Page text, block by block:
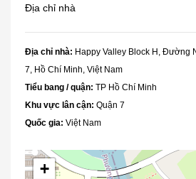
Địa chỉ nhà
Địa chỉ nhà: Happy Valley Block H, Đường
7, Hồ Chí Minh, Việt Nam
Tiểu bang / quận: TP Hồ Chí Minh
Khu vực lân cận: Quận 7
Quốc gia: Việt Nam
+